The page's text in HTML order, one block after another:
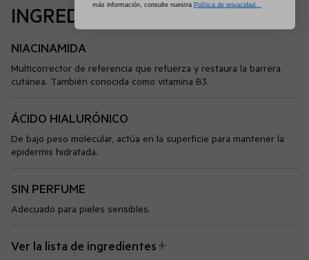
INGREDIENTES
NIACINAMIDA
Multicorrector de referencia que refuerza y restaura la barrera
cutánea. También conocida como vitamina B3.
ÁCIDO HIALURÓNICO
De bajo peso molecular, actúa en la superficie para mantener la
epidermis hidratada.
SIN PERFUME
Adecuado para pieles sensibles.
Ver la lista de ingredientes
más información, consulte nuestra Política de privacidad.